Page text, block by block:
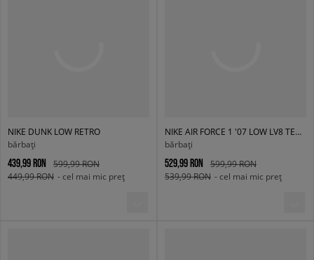
NIKE DUNK LOW RETRO
bărbați
439,99 RON
599,99 RON
449,99 RON - cel mai mic preț
NIKE AIR FORCE 1 '07 LOW LV8 TECH
bărbați
529,99 RON
599,99 RON
539,99 RON - cel mai mic preț